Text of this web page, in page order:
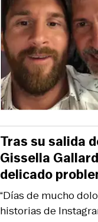
“Días de mucho
historias de
Tras su salida
Gissella
delicado